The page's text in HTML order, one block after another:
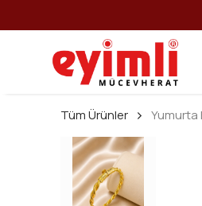
Tüm Ürünler Yumurta